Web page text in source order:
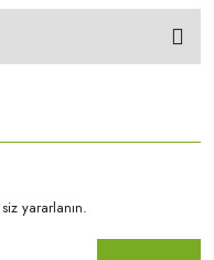
yararlanın.